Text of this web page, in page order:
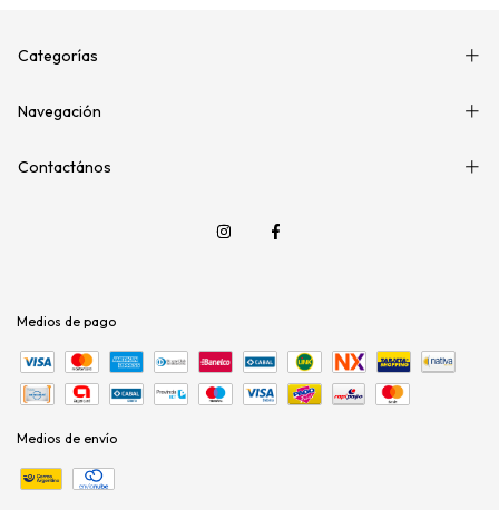
Categorías
Navegación
Contactános
Medios de pago
Medios de envío